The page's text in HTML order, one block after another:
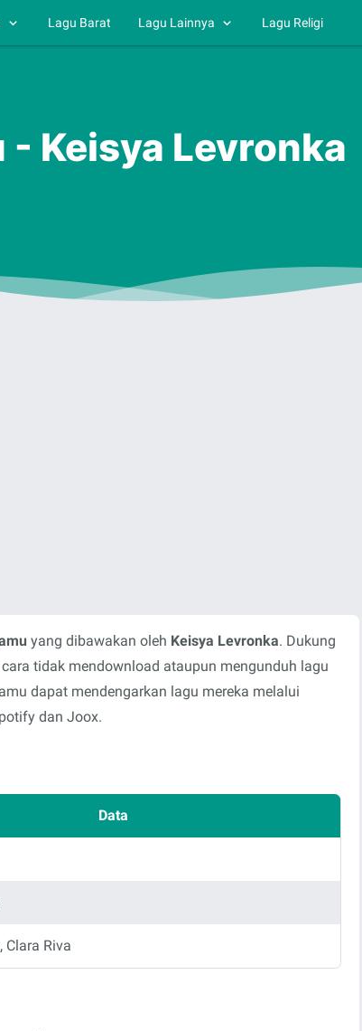
Lagu Barat Lagu Lainnya Lagu Religi
Keisya Levronka
yang dibawakan oleh Keisya Levronka. Dukung
tidak mendownload ataupun mengunduh lagu
dapat mendengarkan lagu mereka melalui
dan Joox.
Data
Clara Riva